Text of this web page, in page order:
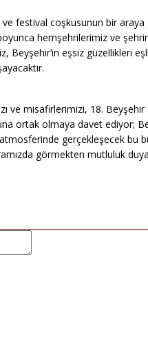
festival coşkusunun bir araya
hemşehrilerimiz ve
Beyşehir’in eşsiz güzellikleri
ve misafirlerimizi, 18. Beyşehir
ortak olmaya davet ediyor;
gerçekleşecek bu
görmekten mutluluk